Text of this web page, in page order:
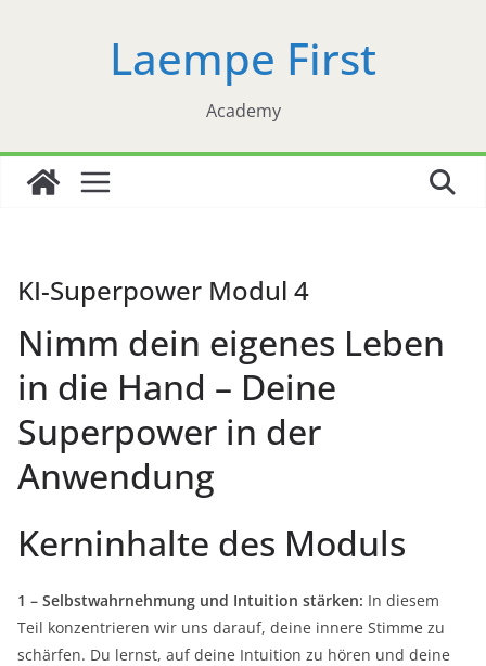
Laempe First
Academy
KI-Superpower Modul 4
Nimm dein eigenes Leben
in die Hand – Deine
Superpower in der
Anwendung
Kerninhalte des Moduls
1 – Selbstwahrnehmung und Intuition stärken: In diesem
Teil konzentrieren wir uns darauf, deine innere Stimme zu
schärfen. Du lernst, auf deine Intuition zu hören und deine